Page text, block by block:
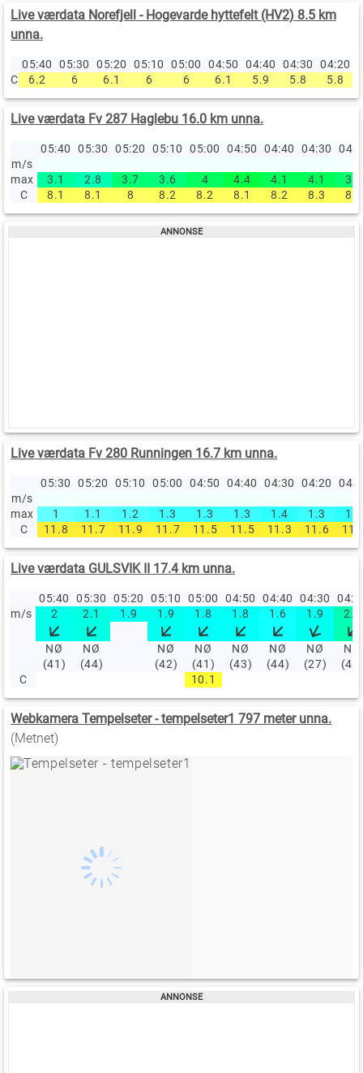
Live værdata Norefjell - Hogevarde hyttefelt (HV2) 8.5 km
unna.
05:40 05:30 05:20 05:10 05:00 04:50 04:40 04:30 04:20
C
6.2 6 6.1 6 6 6.1 5.9 5.8 5.8
Live værdata Fv 287 Haglebu 16.0 km unna.
05:40 05:30 05:20 05:10 05:00 04:50 04:40 04:30
m/s
max
3.1 2.8 3.7 3.6 4 4.4 4.1 4.1
3.8
C
8.1 8.1 8 8.2 8.2 8.1 8.2 8.3 8.2
Live værdata Fv 280 Runningen 16.7 km unna.
05:30 05:20 05:10 05:00 04:50 04:40 04:30 04:20
m/s
max
1 1.1 1.2 1.3 1.3 1.3 1.4 1.3
1.4
C
11.8 11.7 11.9 11.7 11.5 11.5 11.3 11.6
Live værdata GULSVIK II 17.4 km unna.
05:40 05:30 05:20 05:10 05:00 04:50 04:40 04:30
m/s
2 2.1 1.9 1.9 1.8 1.8 1.6 1.9 2.8
NØ
(41)
NØ
(44)
NØ
(42)
NØ
(41)
NØ
(43)
NØ
(44)
NØ
(27)
NØ
C
10.1
Webkamera Tempelseter - tempelseter1 797 meter unna.
(Metnet)